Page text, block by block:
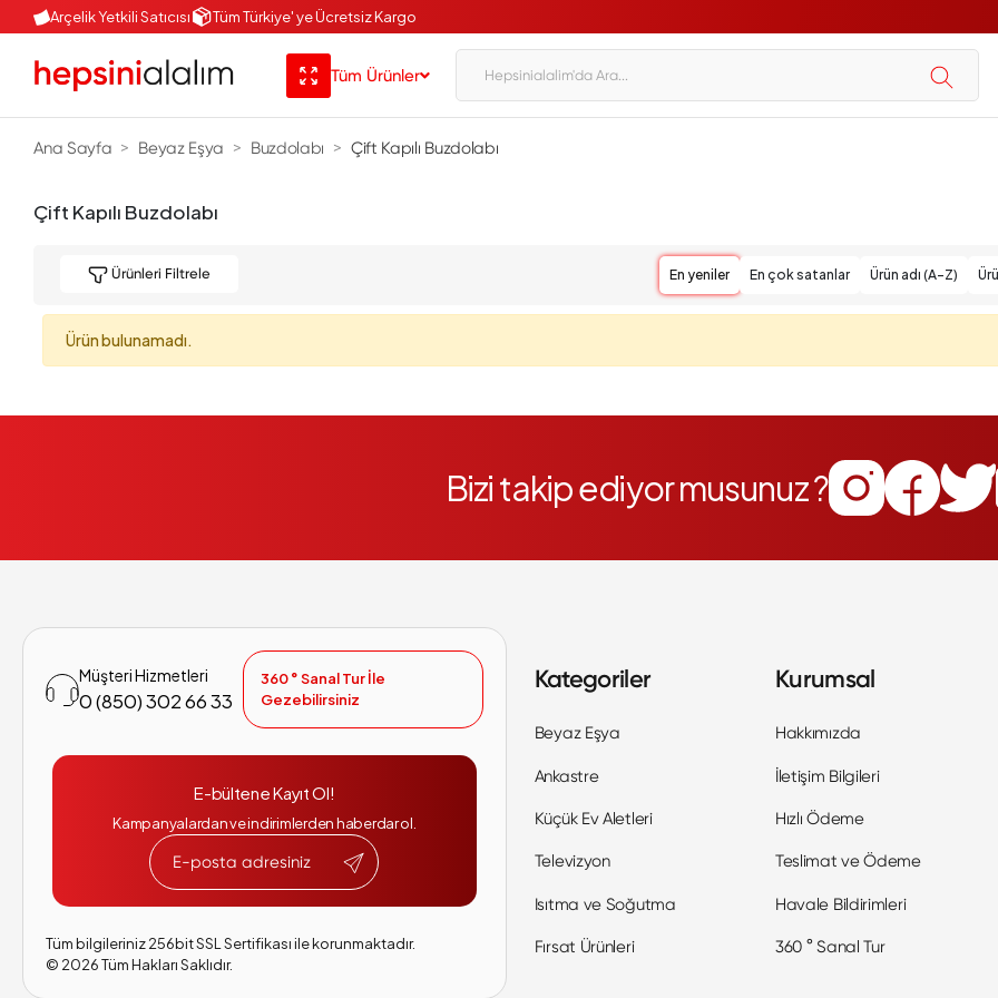
Arçelik Yetkili Satıcısı Tüm Türkiye' ye Ücretsiz Kargo
Tüm Ürünler
Ana Sayfa Beyaz Eşya Buzdolabı Çift Kapılı Buzdolabı
Çift Kapılı Buzdolabı
Ürünleri Filtrele En yeniler En çok satanlar Ürün adı (A-Z)
Ürün bulunamadı.
Bizi takip ediyor musunuz ?
Müşteri Hizmetleri
0 (850) 302 66 33
360 ° Sanal Tur İle
Gezebilirsiniz
E-bültene Kayıt Ol!
Kampanyalardan ve indirimlerden haberdar ol.
Tüm bilgileriniz 256bit SSL Sertifikası ile korunmaktadır.
© 2026Tüm Hakları Saklıdır.
Kategoriler
Beyaz Eşya
Ankastre
Küçük Ev Aletleri
Televizyon
Isıtma ve Soğutma
Fırsat Ürünleri
Kurumsal
Hakkımızda
İletişim Bilgileri
Hızlı Ödeme
Teslimat ve Ödeme
Havale Bildirimleri
360 ° Sanal Tur